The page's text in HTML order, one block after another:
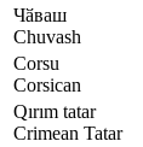
Чӑваш
Chuvash
Corsu
Corsican
Qırım tatar
Crimean Tatar